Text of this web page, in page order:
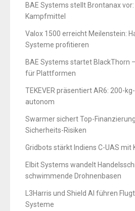
BAE Systems stellt Brontanax
Kampfmittel
Valox 1500 erreicht Meilenstein:
Systeme profitieren
BAE Systems startet BlackThorn
für Plattformen
TEKEVER präsentiert AR6: 200-
autonom
Swarmer sichert Top-
Sicherheits-Risiken
Gridbots stärkt Indiens C-UAS mit
Elbit Systems wandelt
schwimmende Drohnenbasen
L3Harris und Shield AI führen
Systeme